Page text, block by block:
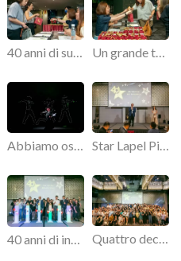
40 anni di successi: la celebrazione dell'anniversario di Star Lapel Pin. Un grande traguardo: il 40° anniversario di Star Lapel Pin.
Abbiamo ospitato il nostro grande gala per il 40° anniversario presso il lussuoso Regent Taipei. Star Lapel Pin raggiunge il traguardo dei 40 anni.
Quattro decenni di eccellenza: la celebrazione di Star Lapel Pin.